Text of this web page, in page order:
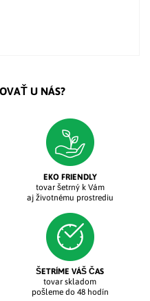
U NÁS?
EKO FRIENDLY
tovar šetrný k Vám
aj životnému prostrediu
ŠETRÍME VÁŠ ČAS
tovar skladom
pošleme do 48 hodín